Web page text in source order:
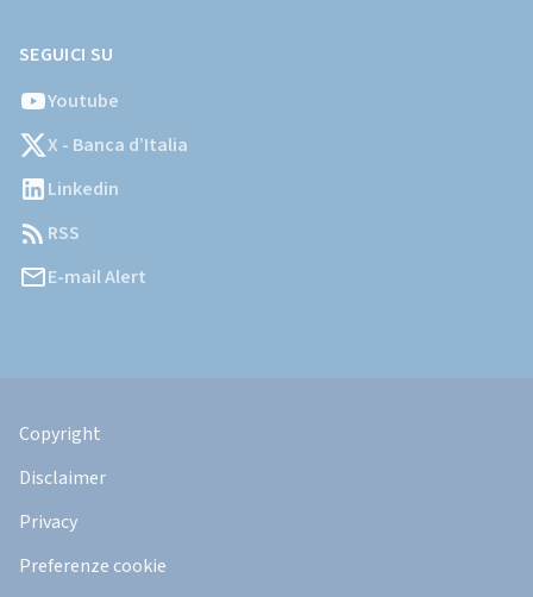
SEGUICI SU
Youtube
X - Banca d’Italia
Linkedin
RSS
E-mail Alert
Legali
Copyright
Disclaimer
Privacy
Preferenze cookie